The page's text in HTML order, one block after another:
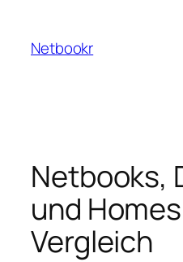
springen
Netbookr
Netbooks,
und
Vergleich